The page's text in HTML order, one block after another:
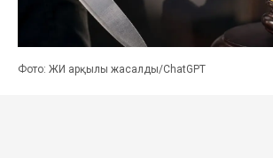
Фото: ЖИ арқылы жасалды/ChatGPT